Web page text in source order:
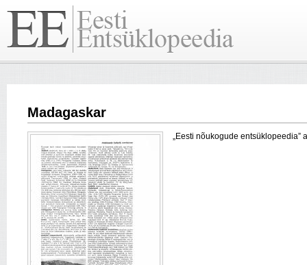
Madagaskar
„Eesti nõukogude entsüklopeedia”